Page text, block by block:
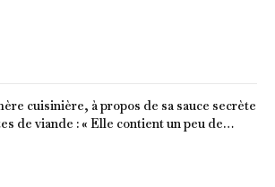
cuisinière, à propos de sa sauce secrète
de viande : « Elle contient un peu de
une poignée d'amandes et des tomates